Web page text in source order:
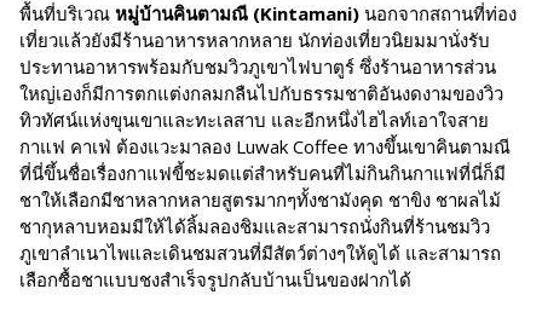
พื้นที่บริเวณ หมู่บ้านคินตามณี (Kintamani) นอกจากสถานที่ท่อง
เที่ยวแล้วยังมีร้านอาหารหลากหลาย นักท่องเที่ยวนิยมมานั่งรับ
ประทานอาหารพร้อมกับชมวิวภูเขาไฟบาตูร์ ซึ่งร้านอาหารส่วน
ใหญ่เองก็มีการตกแต่งกลมกลืนไปกับธรรมชาติอันงดงามของวิว
ทิวทัศน์แห่งขุนเขาและทะเลสาบ และอีกหนึ่งไฮไลท์เอาใจสาย
กาแฟ คาเฟ่ ต้องแวะมาลอง Luwak Coffee ทางขึ้นเขาคินตามณี
ที่นี่ขึ้นชื่อเรื่องกาแฟขี้ชะมดแต่สำหรับคนที่ไม่กินกินกาแฟที่นี่ก็มี
ชาให้เลือกมีชาหลากหลายสูตรมากๆทั้งชามังคุด ชาขิง ชาผลไม้
ชากุหลาบหอมมีให้ได้ลิ้มลองชิมและสามารถนั่งกินที่ร้านชมวิว
ภูเขาลำเนาไพและเดินชมสวนที่มีสัตว์ต่างๆให้ดูได้ และสามารถ
เลือกซื้อชาแบบชงสำเร็จรูปกลับบ้านเป็นของฝากได้